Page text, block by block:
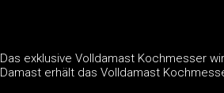
Das exklusive Volldamast Kochmesser
Damast erhält das Volldamast